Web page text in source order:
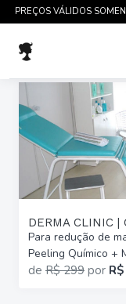
PREÇOS VÁLIDOS
DERMA CLINIC |
Para redução de
Peeling Químico +
de R$ 299 por